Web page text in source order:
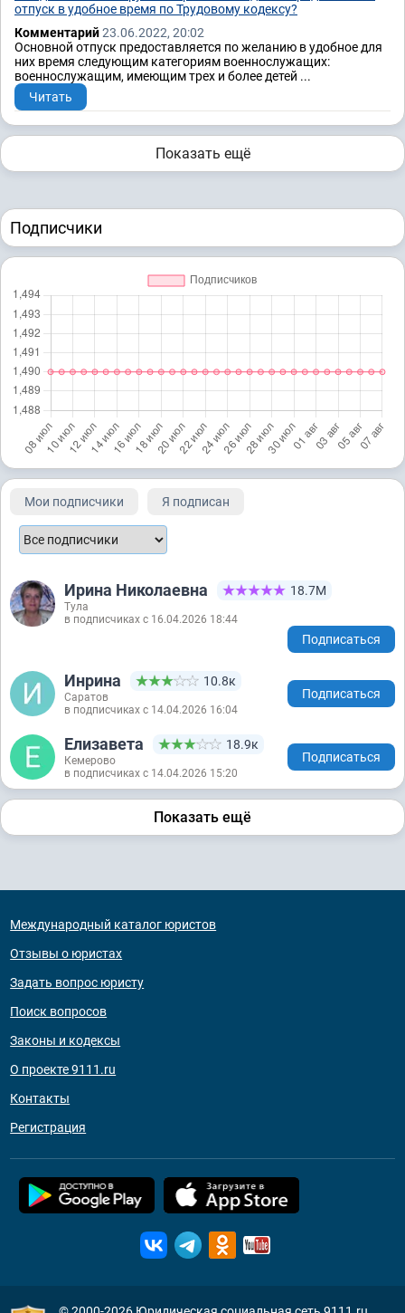
отпуск в удобное время по Трудовому кодексу?
Комментарий23.06.2022, 20:02
Основной отпуск предоставляется по желанию в удобное для
них время следующим категориям военнослужащих:
военнослужащим, имеющим трех и более детей ...
Читать
Показать ещё
Подписчики
Мои подписчики Я подписан
Ирина Николаевна 18.7М
Тула
в подписчиках с 16.04.2026 18:44
Подписаться
Инрина 10.8к
Саратов
в подписчиках с 14.04.2026 16:04
Подписаться
Елизавета 18.9к
Кемерово
в подписчиках с 14.04.2026 15:20
Подписаться
Показать ещё
Международный каталог юристов
Отзывы о юристах
Задать вопрос юристу
Поиск вопросов
Законы и кодексы
О проекте 9111.ru
Контакты
Регистрация